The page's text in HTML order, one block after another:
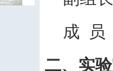
成
员
二、实